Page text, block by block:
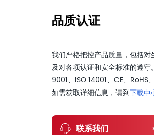
品质认证
我们严格把控产品质量，包括
及对各项认证和安全标准的遵
9001、ISO 14001、CE、RoHS
如需获取详细信息，请到下载中
联系我们 ›